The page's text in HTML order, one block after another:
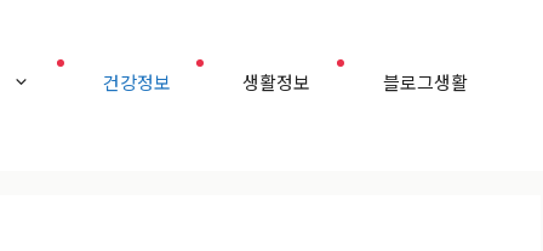
건강정보 생활정보 블로그생활